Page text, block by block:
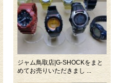
ジャム鳥取店|G-SHOCKをまと
めてお売りいただきまし ...